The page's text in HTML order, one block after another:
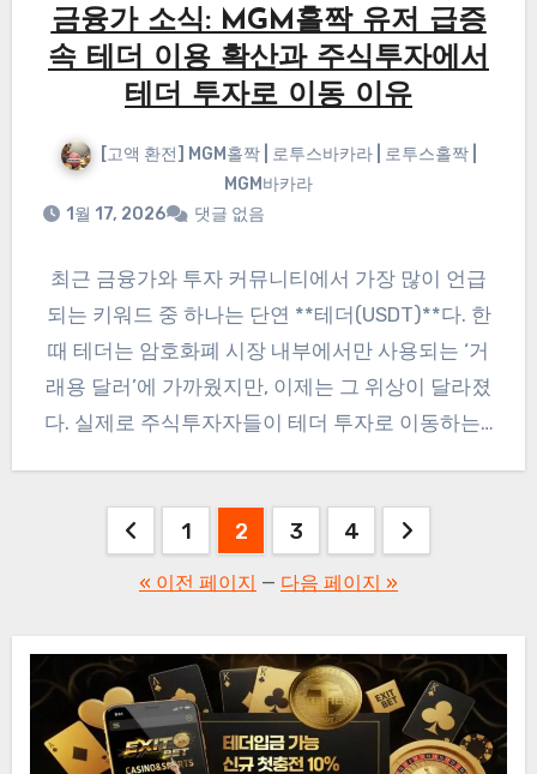
금융가 소식: MGM홀짝 유저 급증
속 테더 이용 확산과 주식투자에서
테더 투자로 이동 이유
[고액 환전] MGM홀짝 | 로투스바카라 | 로투스홀짝 |
MGM바카라
1월 17, 2026
댓글 없음
최근 금융가와 투자 커뮤니티에서 가장 많이 언급
되는 키워드 중 하나는 단연 **테더(USDT)**다. 한
때 테더는 암호화폐 시장 내부에서만 사용되는 ‘거
래용 달러’에 가까웠지만, 이제는 그 위상이 달라졌
다. 실제로 주식투자자들이 테더 투자로 이동하는…
1 2 3 4
« 이전 페이지 — 다음 페이지 »